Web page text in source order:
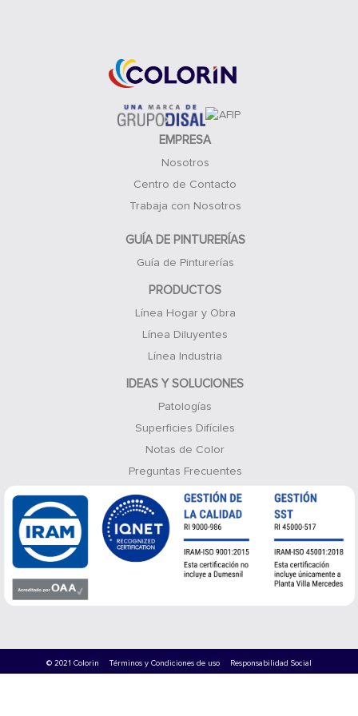
EMPRESA
Nosotros
Centro de Contacto
Trabaja con Nosotros
GUÍA DE PINTURERÍAS
Guía de Pinturerías
PRODUCTOS
Línea Hogar y Obra
Línea Diluyentes
Línea Industria
IDEAS Y SOLUCIONES
Patologías
Superficies Difíciles
Notas de Color
Preguntas Frecuentes
© 2021 Colorin Términos y Condiciones de uso Responsabilidad Social